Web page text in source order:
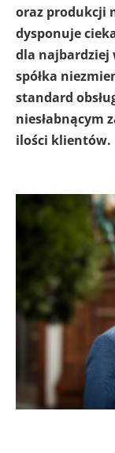
oraz produkcji
dysponuje
dla najbardziej
spółka
standard
niesłabnącym
ilości klientów.